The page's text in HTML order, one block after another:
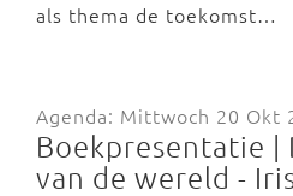
als thema de toekomst…
Agenda: Mittwoch 20 Okt
Boekpresentatie |
van de wereld -